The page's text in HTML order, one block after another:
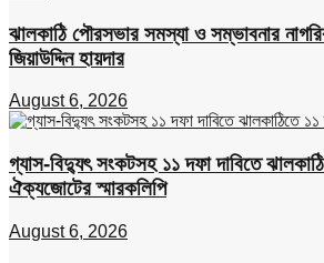
ঝালকাঠি পৌরসভার সমস্যা ও সম্ভাবনার
জিয়াউদ্দিন হায়দার
August 6, 2026
গ্যাস-বিদ্যুৎ সংকটসহ ১১ দফা দাবিতে
ঐক্যজোটের স্মারকলিপি
August 6, 2026